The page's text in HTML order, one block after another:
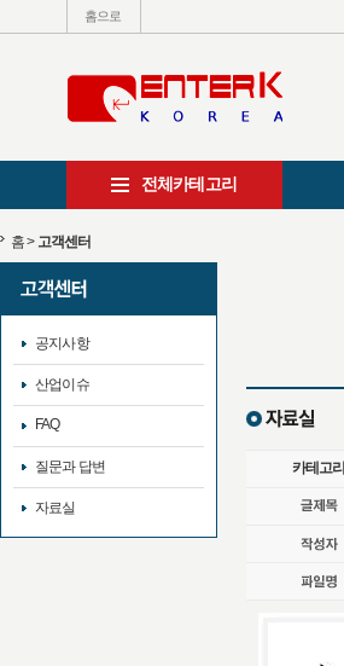
홈으로
전체카테고리
홈> 고객센터
공지사항
산업이슈
FAQ
질문과 답변
자료실
카테고리